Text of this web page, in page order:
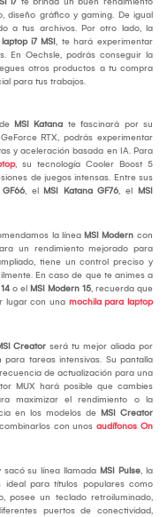
diseño gráfico y gaming. De igual
a tus archivos. Por otro lado, la
laptop i7 MSI, te hará experimentar
En Oechsle, podrás conseguir la
otros productos a tu compra
para tus trabajos.
MSI Katana te fascinará por su
RTX, podrás experimentar
y aceleración basada en IA. Para
, su tecnología Cooler Boost 5
de juegos intensas. Entre sus
, el MSI Katana GF76, el MSI
la línea MSI Modern con
un rendimiento mejorado para
tiene un control preciso y
En caso de que te animes a
o el MSI Modern 15, recuerda que
lugar con una mochila para laptop
Creator será tu mejor aliada por
tareas intensivas. Su pantalla
de actualización para una
MUX hará posible que cambies
maximizar el rendimiento o la
en los modelos de MSI Creator
con unos audífonos On
su línea llamada MSI Pulse, la
ideal para títulos populares como
posee un teclado retroiluminado,
puertos de conectividad,